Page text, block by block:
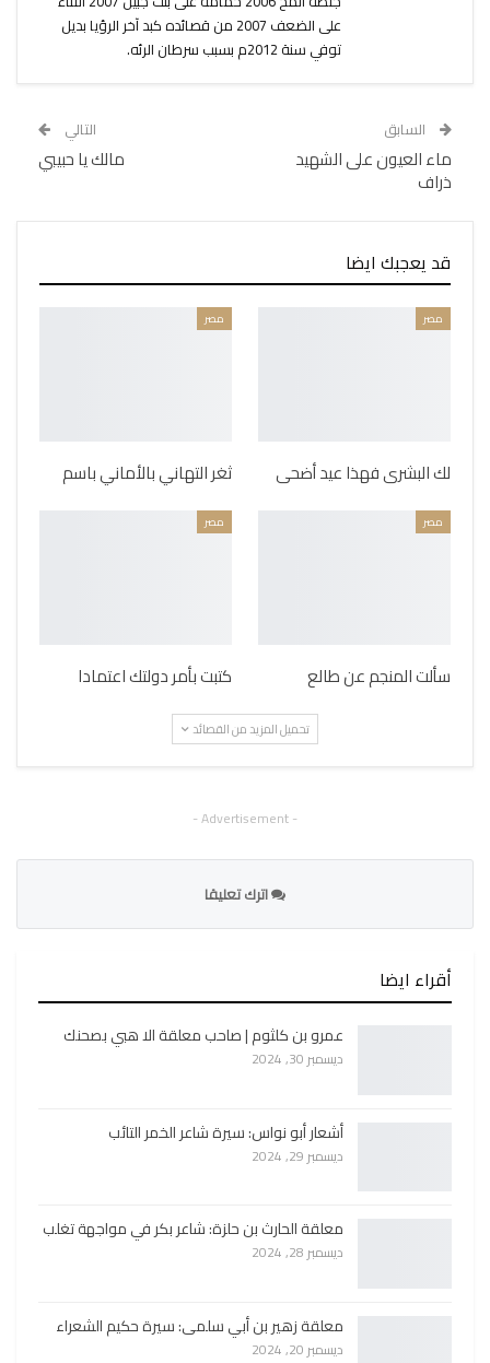
على الضعف 2007 من قصائده كبد آخر الرؤيا بديل
توفي سنة 2012م بسبب سرطان الرئه.
السابق
ماء العيون على الشهيد
ذراف
التالي
مالك يا حبيبي
قد يعجبك ايضا
مصر
لك البشرى فهذا عيد أضحى
مصر
ثغر التهاني بالأماني باسم
مصر
سألت المنجم عن طالع
مصر
كتبت بأمر دولتك اعتمادا
تحميل المزيد من القصائد
- Advertisement -
اترك تعليقا
أقراء ايضا
عمرو بن كلثوم | صاحب معلقة الا هبي بصحنك
ديسمبر 30, 2024
أشعار أبو نواس: سيرة شاعر الخمر التائب
ديسمبر 29, 2024
معلقة الحارث بن حلزة: شاعر بكر في مواجهة تغلب
ديسمبر 28, 2024
معلقة زهير بن أبي سلمى: سيرة حكيم الشعراء
ديسمبر 20, 2024